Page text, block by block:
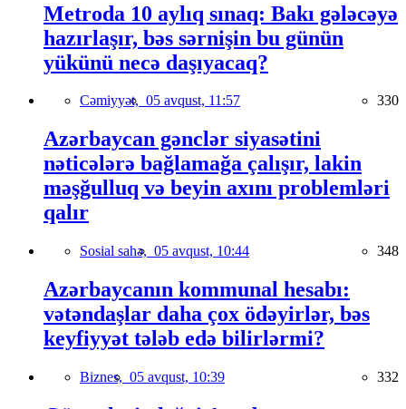
Metroda 10 aylıq sınaq: Bakı gələcəyə
hazırlaşır, bəs sərnişin bu günün
yükünü necə daşıyacaq?
Cəmiyyət, 05 avqust, 11:57 330
Azərbaycan gənclər siyasətini
nəticələrə bağlamağa çalışır, lakin
məşğulluq və beyin axını problemləri
qalır
Sosial sahə, 05 avqust, 10:44 348
Azərbaycanın kommunal hesabı:
vətəndaşlar daha çox ödəyirlər, bəs
keyfiyyət tələb edə bilirlərmi?
Biznes, 05 avqust, 10:39 332